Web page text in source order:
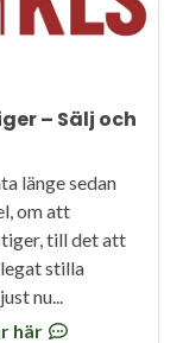
– Sälj och
länge sedan
om att
till det att
stilla
nu...
här